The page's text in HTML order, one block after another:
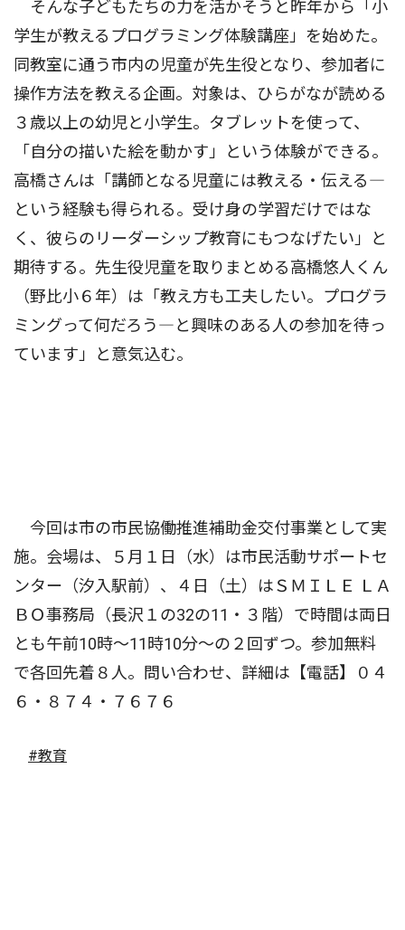
そんな子どもたちの力を活かそうと昨年から「小
学生が教えるプログラミング体験講座」を始めた。
同教室に通う市内の児童が先生役となり、参加者に
操作方法を教える企画。対象は、ひらがなが読める
３歳以上の幼児と小学生。タブレットを使って、
「自分の描いた絵を動かす」という体験ができる。
高橋さんは「講師となる児童には教える・伝える―
という経験も得られる。受け身の学習だけではな
く、彼らのリーダーシップ教育にもつなげたい」と
期待する。先生役児童を取りまとめる高橋悠人くん
（野比小６年）は「教え方も工夫したい。プログラ
ミングって何だろう―と興味のある人の参加を待っ
ています」と意気込む。
今回は市の市民協働推進補助金交付事業として実
施。会場は、５月１日（水）は市民活動サポートセ
ンター（汐入駅前）、４日（土）はＳＭＩＬＥ ＬＡ
ＢＯ事務局（長沢１の32の11・３階）で時間は両日
とも午前10時〜11時10分〜の２回ずつ。参加無料
で各回先着８人。問い合わせ、詳細は【電話】０４
６・８７４・７６７６
#教育